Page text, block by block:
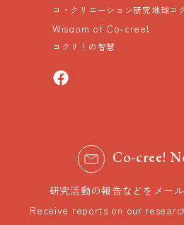
コ・クリエーション研究地球コ
Wisdom of Co-cree!
コクリ！の智慧
Co-cree!
研究活動の報告などをメー
Receive reports on our